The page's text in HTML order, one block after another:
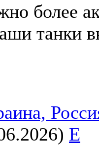
более
танки
E